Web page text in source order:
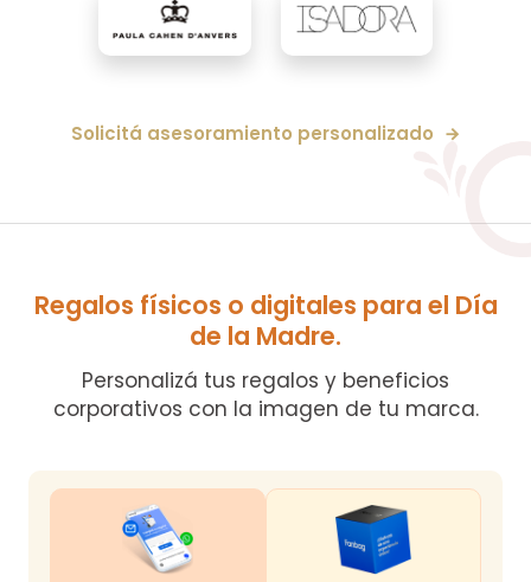
Solicitá asesoramiento personalizado
Regalos físicos o digitales para el Día
de la Madre.
Personalizá tus regalos y beneficios
corporativos con la imagen de tu marca.